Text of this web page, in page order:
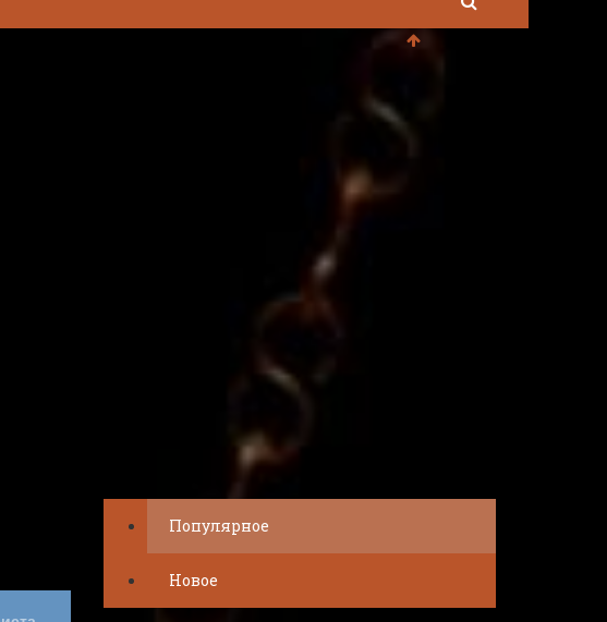
Популярное
Новое